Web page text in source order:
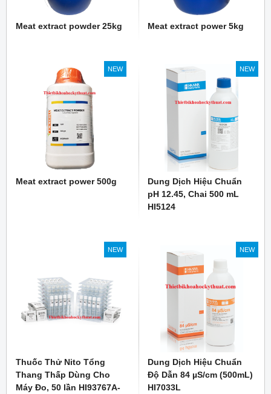
Meat extract powder 25kg Meat extract power 5kg
NEW
Meat extract power 500g
NEW
Dung Dịch Hiệu Chuẩn
pH 12.45, Chai 500 mL
HI5124
NEW
Thuốc Thử Nito Tổng
Thang Thấp Dùng Cho
Máy Đo, 50 lần HI93767A-
NEW
Dung Dịch Hiệu Chuẩn
Độ Dẫn 84 µS/cm (500mL)
HI7033L